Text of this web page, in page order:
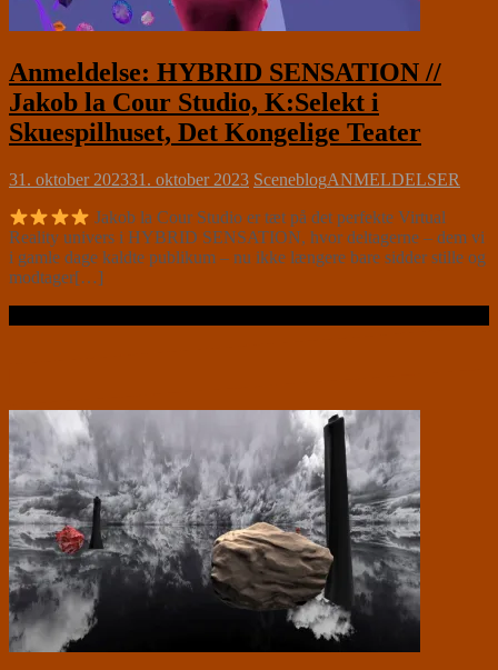
Anmeldelse: HYBRID SENSATION //
Jakob la Cour Studio, K:Selekt i
Skuespilhuset, Det Kongelige Teater
31. oktober 202331. oktober 2023 SceneblogANMELDELSER
Jakob la Cour Studio er tæt på det perfekte Virtual
Reality univers i HYBRID SENSATION, hvor deltagerne – dem vi
i gamle dage kaldte publikum – nu ikke længere bare sidder stille og
modtager[…]